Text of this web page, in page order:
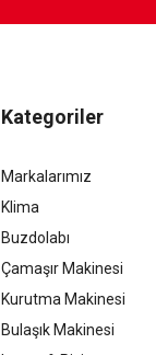
Kategoriler
Markalarımız
Klima
Buzdolabı
Çamaşır Makinesi
Kurutma Makinesi
Bulaşık Makinesi